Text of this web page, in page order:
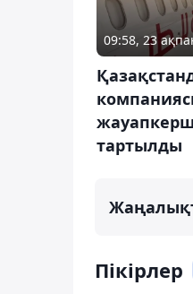
09:58, 23
тартылды
Пікірлер